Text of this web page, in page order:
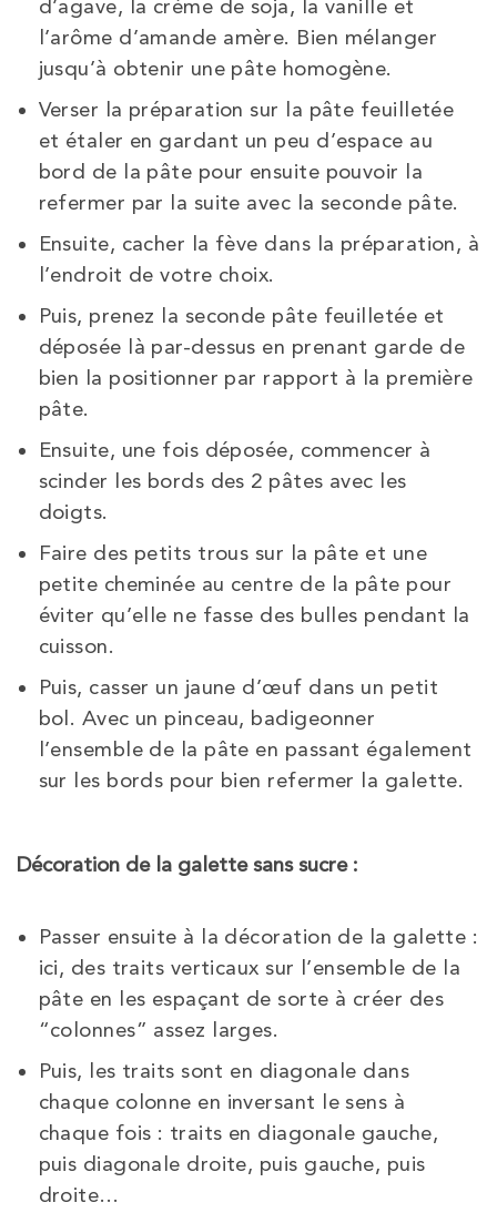
d’agave, la crème de soja, la vanille et
l’arôme d’amande amère. Bien mélanger
jusqu’à obtenir une pâte homogène.
Verser la préparation sur la pâte feuilletée
et étaler en gardant un peu d’espace au
bord de la pâte pour ensuite pouvoir la
refermer par la suite avec la seconde pâte.
Ensuite, cacher la fève dans la préparation, à
l’endroit de votre choix.
Puis, prenez la seconde pâte feuilletée et
déposée là par-dessus en prenant garde de
bien la positionner par rapport à la première
pâte.
Ensuite, une fois déposée, commencer à
scinder les bords des 2 pâtes avec les
doigts.
Faire des petits trous sur la pâte et une
petite cheminée au centre de la pâte pour
éviter qu’elle ne fasse des bulles pendant la
cuisson.
Puis, casser un jaune d’œuf dans un petit
bol. Avec un pinceau, badigeonner
l’ensemble de la pâte en passant également
sur les bords pour bien refermer la galette.
Décoration de la galette sans sucre :
Passer ensuite à la décoration de la galette :
ici, des traits verticaux sur l’ensemble de la
pâte en les espaçant de sorte à créer des
“colonnes” assez larges.
Puis, les traits sont en diagonale dans
chaque colonne en inversant le sens à
chaque fois : traits en diagonale gauche,
puis diagonale droite, puis gauche, puis
droite…